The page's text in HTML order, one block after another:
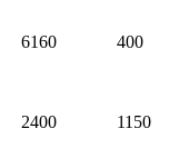
6160 400
2400 1150